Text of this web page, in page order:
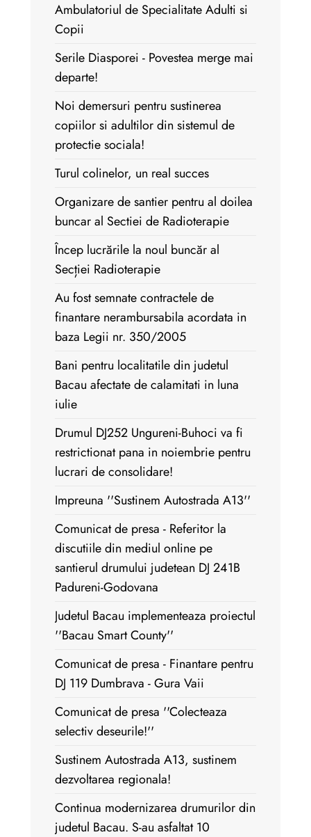
Ambulatoriul de Specialitate Adulti si
Copii
Serile Diasporei - Povestea merge mai
departe!
Noi demersuri pentru sustinerea
copiilor si adultilor din sistemul de
protectie sociala!
Turul colinelor, un real succes
Organizare de santier pentru al doilea
buncar al Sectiei de Radioterapie
Încep lucrările la noul buncăr al
Secției Radioterapie
Au fost semnate contractele de
finantare nerambursabila acordata in
baza Legii nr. 350/2005
Bani pentru localitatile din judetul
Bacau afectate de calamitati in luna
iulie
Drumul DJ252 Ungureni-Buhoci va fi
restrictionat pana in noiembrie pentru
lucrari de consolidare!
Impreuna ''Sustinem Autostrada A13''
Comunicat de presa - Referitor la
discutiile din mediul online pe
santierul drumului judetean DJ 241B
Padureni-Godovana
Judetul Bacau implementeaza proiectul
''Bacau Smart County''
Comunicat de presa - Finantare pentru
DJ 119 Dumbrava - Gura Vaii
Comunicat de presa ''Colecteaza
selectiv deseurile!''
Sustinem Autostrada A13, sustinem
dezvoltarea regionala!
Continua modernizarea drumurilor din
judetul Bacau. S-au asfaltat 10